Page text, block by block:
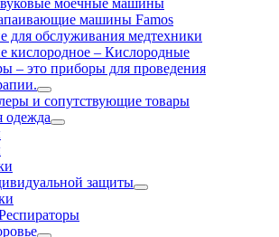
моечные машины
машины Famos
для обслуживания медтехники
кислородное – Кислородные
– это приборы для проведения
и сопутствующие товары
одежда
защиты